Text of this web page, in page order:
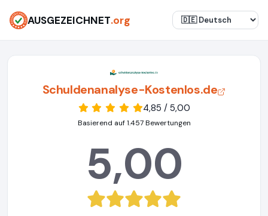
AUSGEZEICHNET.org
Schuldenanalyse-Kostenlos.de
4,85 / 5,00
Basierend auf 1.457 Bewertungen
5,00